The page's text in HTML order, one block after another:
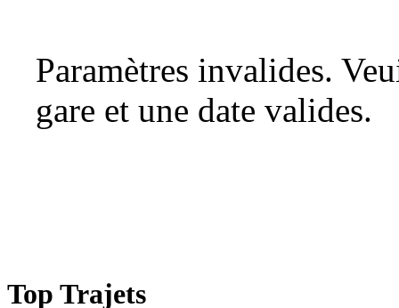
Paramètres invalides.
gare et une date valides.
Top Trajets